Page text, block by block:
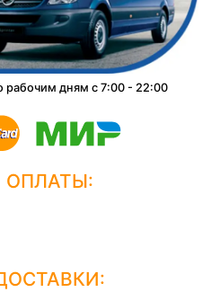
рабочим дням с 7:00 - 22:00
ОПЛАТЫ: